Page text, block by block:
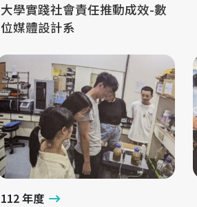
大學實踐社會責任推動成效-數
位媒體設計系
112 年度